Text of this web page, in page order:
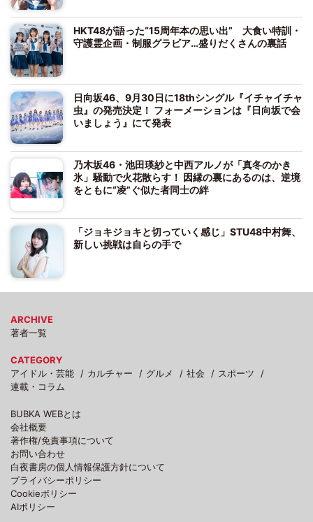
HKT48が語った“15周年本の思い出” 大食い特訓・
守護霊企画・制服グラビア…盛りだくさんの裏話
日向坂46、9月30日に18thシングル『イチャイチャ
虫』の発売決定！ フォーメーションは『日向坂で会
いましょう』にて発表
乃木坂46・池田瑛紗と中西アルノが「真冬のかき
氷」騒動で火花散らす！ 因縁の裏にあるのは、逆境
をともに“凌”ぐ似た者同士の絆
「ジョキジョキと切っていく感じ」STU48中村舞、
新しい挑戦は自らの手で
ARCHIVE
著者一覧
CATEGORY
アイドル・芸能
カルチャー グルメ 社会
スポーツ
連載・コラム
BUBKA WEBとは
会社概要
著作権/免責事項について
お問い合わせ
白夜書房の個人情報保護方針について
プライバシーポリシー
Cookieポリシー
AIポリシー